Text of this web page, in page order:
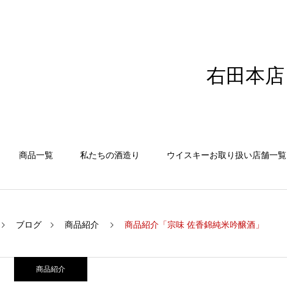
右田本店
商品一覧 私たちの酒造り ウイスキーお取り扱い店舗一覧
ブログ 商品紹介 商品紹介「宗味 佐香錦純米吟醸酒」
商品紹介